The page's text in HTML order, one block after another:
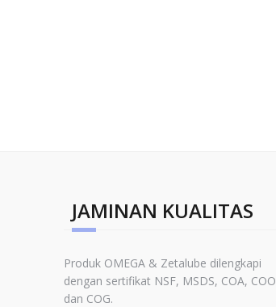
JAMINAN KUALITAS
Produk OMEGA & Zetalube dilengkapi
dengan sertifikat NSF, MSDS, COA, COO
dan COG.